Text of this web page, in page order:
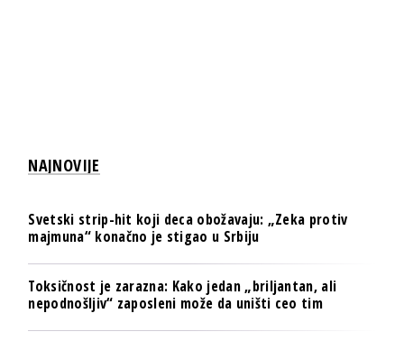
NAJNOVIJE
Svetski strip-hit koji deca obožavaju: „Zeka protiv
majmuna“ konačno je stigao u Srbiju
Toksičnost je zarazna: Kako jedan „briljantan, ali
nepodnošljiv“ zaposleni može da uništi ceo tim